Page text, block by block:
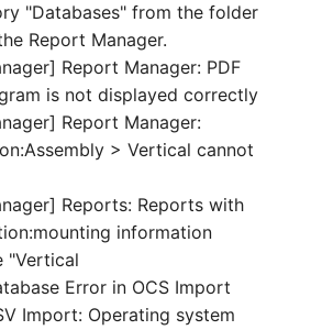
Freigabenzugriff
Gastsysteme
Gerät
Grafikkarte
Handbuchzuweisung
Objektgruppe
Organisation
Patchfeld
Personengruppen
Printbox
"Databases" from the folder
Report Manager.
Report Manager: PDF
is not displayed correctly
Report Manager:
> Vertical cannot
Reports: Reports with
information
"Vertical
Error in OCS Import
Import: Operating system